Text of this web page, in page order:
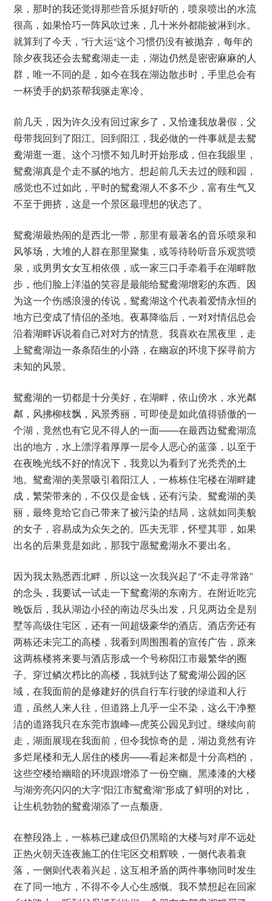
泉，那时的我还觉得那些音乐挺好听的，喷泉喷出的水流
很高，如果恰巧一阵风吹过来，几十米外都能被淋到水。
就算到了今天，”行大运“这个习惯仍没有被抛弃，每年的
除夕夜我还会去鸳鸯湖走一走，湖边仍然是密密麻麻的人
群，唯一不同的是，如今在我在湖边散步时，手里总会有
一杯烫手的奶茶帮我驱走寒冷。
前几天，因为许久没有回过家乡了，又恰逢我放暑假，父
母带我回到了阳江。回到阳江，我必做的一件事就是去鸳
鸯湖逛一逛。这个习惯不知几时开始形成，但在我眼里，
鸳鸯湖真是个走不腻的地方。想起前几天去过的颐和园，
感觉也不过如此，平时的鸳鸯湖人不多不少，富有生气又
不至于拥挤，这是一个景区最理想的状态了。
鸳鸯湖最热闹的是西北一带，那里有最著名的音乐喷泉和
风筝场，大堆的人群在那里聚集，或等待聆听音乐观赏喷
泉，或男男女女互相依偎，或一家三口手牵着手在湖畔散
步，他们脸上洋溢的笑容是最能给鸳鸯湖增彩的东西。因
为这一个伤感浪漫的传说，鸳鸯湖这个代表着爱情永恒的
地方已变成了情侣的圣地。夜幕降临后，一对对情侣总会
沿着湖畔诉说着自己对对方的情意。我喜欢在黑夜里，走
上鸳鸯湖边一条条陌生的小路，在幽寂的环境下探寻前方
未知的风景。
鸳鸯湖的一切都是十分美好，在湖畔，依山傍水，水光粼
粼，风拂柳枝飘，风景秀丽，可即使是如此值得骄傲的一
个湖，竟然也有它见不得人的一面——在最西边鸳鸯湖流
出的地方，水上漂浮着厚厚一层令人恶心的蓝藻，以至于
在夜晚光线不好的情况下，我竟以为看到了光秃秃的土
地。鸳鸯湖的美景吸引着阳江人，一栋栋住宅楼在湖畔建
成，繁荣带来的，不仅仅是金钱，还有污染。鸳鸯湖的美
丽，最终竟给它自己带来了被污染的结局，这就如同美貌
的女子，容易成为众矢之的。匹夫无罪，怀璧其罪，如果
出名的后果竟是如此，那我宁愿鸳鸯湖永不要出名。
因为我太熟悉西北畔，所以这一次我兴起了“不走寻常路”
的念头，我要试一试走一下鸳鸯湖的东南方。在附近吃完
晚饭后，我从湖边小径的南边尽头出发，只见两边全是别
墅等高级住宅区，还有一间超级豪华的酒店。酒店旁还有
两栋还未完工的高楼，我看到周围围着的宣传广告，原来
这两栋楼将来要与酒店形成一个号称阳江市最繁华的圈
子。穿过鳞次栉比的高楼，我就到达了鸳鸯湖公园的区
域，在我面前的是修建好的供自行车行驶的绿道和人行
道，虽然人来人往，但道路上几乎一尘不染，这么干净整
洁的道路我只在东莞市旗峰—虎英公园见到过。继续向前
走，湖面展现在我面前，但令我惊奇的是，湖边竟然有许
多烂尾楼和无人居住的楼房——看起来都是十分高档的，
这些空楼给幽暗的环境跟增添了一份空幽。黑漆漆的大楼
与湖旁亮闪闪的大字“阳江市鸳鸯湖”形成了鲜明的对比，
让生机勃勃的鸳鸯湖添了一点颓唐。
在整段路上，一栋栋已建成但仍黑暗的大楼与对岸不远处
正热火朝天连夜施工的住宅区交相辉映，一侧代表着衰
落，一侧则代表着兴起，这互相矛盾的两件事物同时发生
在了同一地方，不得不令人心生感慨。我不禁想起在回家